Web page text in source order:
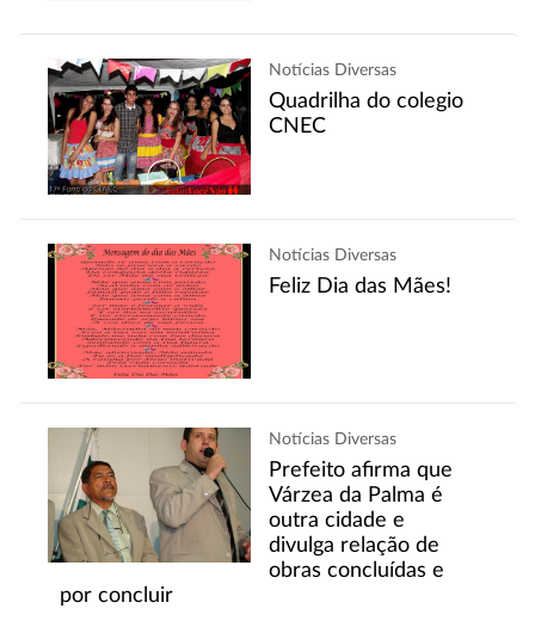
Notícias Diversas
Quadrilha do colegio
CNEC
Notícias Diversas
Feliz Dia das Mães!
Notícias Diversas
Prefeito afirma que
Várzea da Palma é
outra cidade e
divulga relação de
obras concluídas e
por concluir